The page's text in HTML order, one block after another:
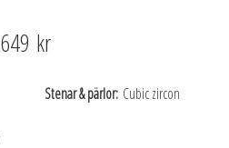
649 kr
Stenar & pärlor Cubic zircon